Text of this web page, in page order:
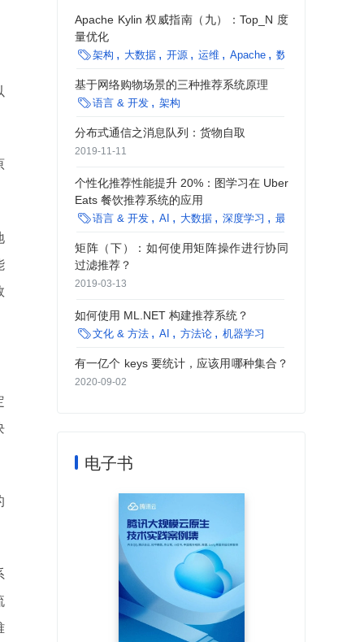
Apache Kylin 权威指南（九）：Top_N 度
量优化
架构 大数据 开源 运维 Apache 数据处理
基于网络购物场景的三种推荐系统原理
语言 & 开发 架构
分布式通信之消息队列：货物自取
2019-11-11
个性化推荐性能提升 20%：图学习在 Uber
Eats 餐饮推荐系统的应用
语言 & 开发 AI 大数据 深度学习 最佳实践
矩阵（下）：如何使用矩阵操作进行协同
过滤推荐？
2019-03-13
如何使用 ML.NET 构建推荐系统？
文化 & 方法 AI 方法论 机器学习
有一亿个 keys 要统计，应该用哪种集合？
2020-09-02
电子书